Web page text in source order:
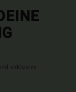
exklusive